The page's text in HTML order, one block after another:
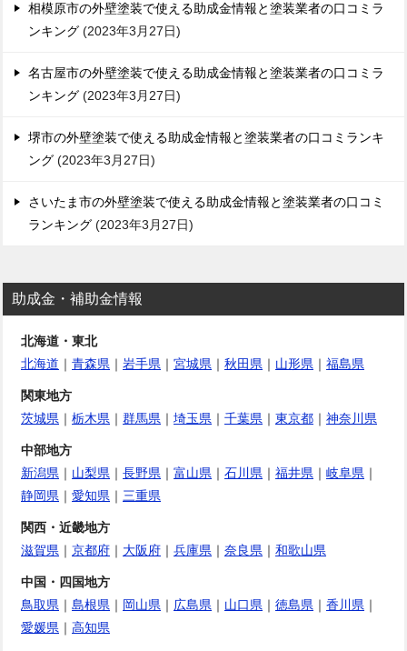
ョ 相模原市の外壁塗装で使える助成金情報と塗装業者の口コミラ
ンキング
2023年3月27日
名古屋市の外壁塗装で使える助成金情報と塗装業者の口コミラ
ンキング
2023年3月27日
堺市の外壁塗装で使える助成金情報と塗装業者の口コミランキ
ング
2023年3月27日
さいたま市の外壁塗装で使える助成金情報と塗装業者の口コミ
ランキング
2023年3月27日
助成金・補助金情報
北海道・東北
北海道 ｜ 青森県 ｜ 岩手県 ｜ 宮城県 ｜ 秋田県 ｜ 山形県 ｜ 福島県
関東地方
茨城県 ｜ 栃木県 ｜ 群馬県 ｜ 埼玉県 ｜ 千葉県 ｜ 東京都 ｜ 神奈川県
中部地方
新潟県 ｜ 山梨県 ｜ 長野県 ｜ 富山県 ｜ 石川県 ｜ 福井県 ｜ 岐阜県 ｜
静岡県 ｜ 愛知県 ｜ 三重県
関西・近畿地方
滋賀県 ｜ 京都府 ｜ 大阪府 ｜ 兵庫県 ｜ 奈良県 ｜ 和歌山県
中国・四国地方
鳥取県 ｜ 島根県 ｜ 岡山県 ｜ 広島県 ｜ 山口県 ｜ 徳島県 ｜ 香川県 ｜
愛媛県 ｜ 高知県